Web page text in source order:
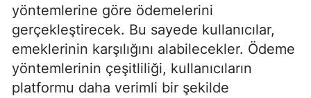
yöntemlerine göre ödemelerini
gerçekleştirecek. Bu sayede kullanıcılar,
emeklerinin karşılığını alabilecekler. Ödeme
yöntemlerinin çeşitliliği, kullanıcıların
platformu daha verimli bir şekilde